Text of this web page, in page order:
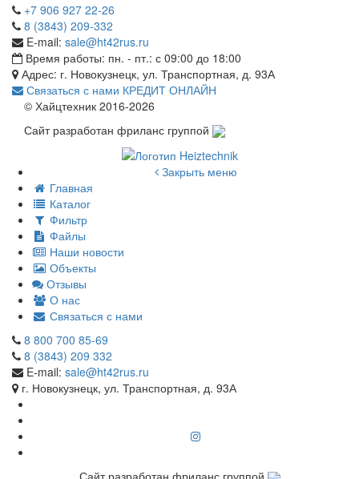
+7 906 927 22-26
8 (3843) 209-332
E-mail: sale@ht42rus.ru
Время работы: пн. - пт.: с 09:00 до 18:00
Адрес: г. Новокузнецк, ул. Транспортная, д. 93А
Связаться с нами КРЕДИТ ОНЛАЙН
© Хайцтехник 2016-2026
Сайт разработан фриланс группой
Закрыть меню
Главная
Каталог
Фильтр
Файлы
Наши новости
Объекты
Отзывы
О нас
Связаться с нами
8 800 700 85-69
8 (3843) 209 332
E-mail: sale@ht42rus.ru
г. Новокузнецк, ул. Транспортная, д. 93А